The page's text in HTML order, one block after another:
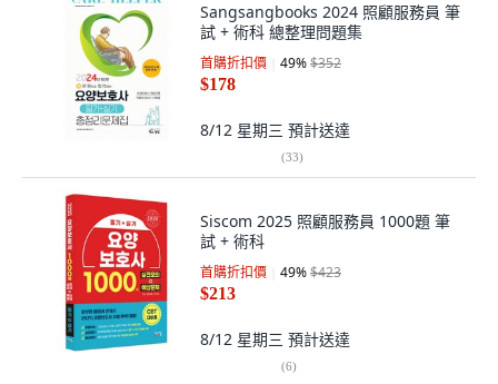
Sangsangbooks 2024 照顧服務員 筆
試 + 術科 總整理問題集
首購折扣價 49%$352
$178
8/12 星期三 預計送達
(33)
Siscom 2025 照顧服務員 1000題 筆
試 + 術科
首購折扣價 49%$423
$213
8/12 星期三 預計送達
(6)